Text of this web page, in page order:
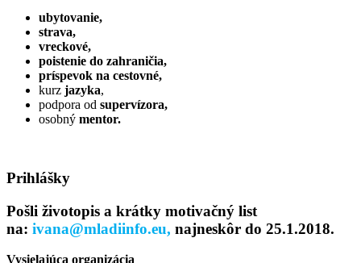
ubytovanie,
strava,
vreckové,
poistenie do zahraničia,
príspevok na cestovné,
kurz jazyka,
podpora od supervízora,
osobný mentor.
Prihlášky
Pošli životopis a krátky motivačný list
na: ivana@mladiinfo.eu, najneskôr do 25.1.2018.
Vysielajúca organizácia